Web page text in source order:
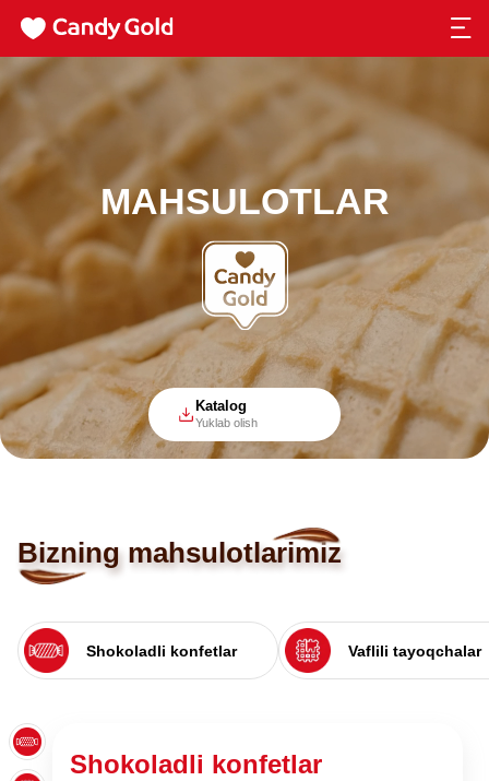
Katalog
Yuklab olish
MAHSULOTLAR
Bizning mahsulotlarimiz
Shokoladli konfetlar Vaflili tayoqchalar
Shokoladli konfetlar